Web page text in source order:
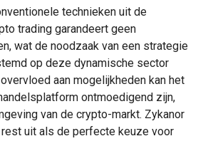
technieken uit de
trading garandeert geen
wat de noodzaak van een strategie
op deze dynamische sector
aan mogelijkheden kan het
ontmoedigend zijn,
van de crypto-markt. Zykanor
uit als de perfecte keuze voor